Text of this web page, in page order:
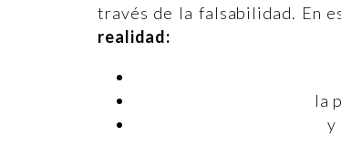
través de la falsabilidad. En
realidad:
la
y